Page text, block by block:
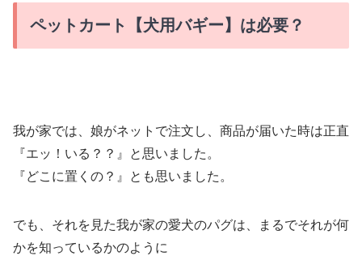
ペットカート【犬用バギー】は必要？
我が家では、娘がネットで注文し、商品が届いた時は正直
『エッ！いる？？』と思いました。
『どこに置くの？』とも思いました。
でも、それを見た我が家の愛犬のパグは、まるでそれが何
かを知っているかのように